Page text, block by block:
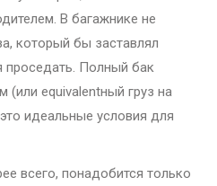
В багажнике не
который бы заставлял
Полный бак
(или equivalentный груз на
идеальные условия для
всего, понадобится только